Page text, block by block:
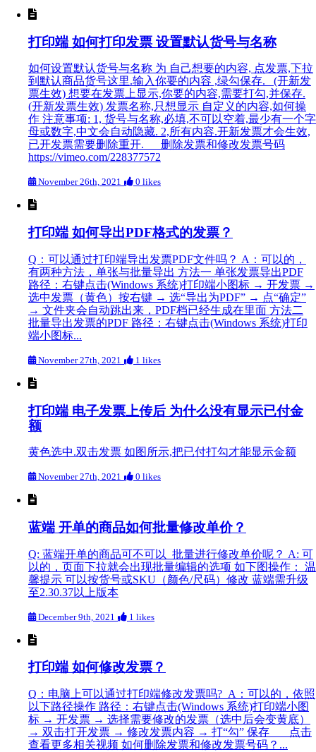
打印端 如何打印发票 设置默认货号与名称
如何设置默认货号与名称 为 自己想要的内容, 点发票,下拉
到默认商品货号这里.输入你要的内容 ,绿勾保存. (开新发
票生效) 想要在发票上显示,你要的内容,需要打勾,并保存.
(开新发票生效) 发票名称,只想显示 自定义的内容,如何操
作 注意事项: 1, 货号与名称,必填,不可以空着,最少有一个字
母或数字,中文会自动隐藏. 2,所有内容.开新发票才会生效,
已开发票需要删除重开. 删除发票和修改发票号码
https://vimeo.com/228377572
November 26th, 2021 0 likes
打印端 如何导出PDF格式的发票？
Q：可以通过打印端导出发票PDF文件吗？ A：可以的，
有两种方法，单张与批量导出 方法一 单张发票导出PDF
路径：右键点击(Windows 系统)打印端小图标 → 开发票 →
选中发票（黄色）按右键 → 选“导出为PDF” → 点“确定”
→ 文件夹会自动跳出来，PDF档已经生成在里面 方法二
批量导出发票的PDF 路径：右键点击(Windows 系统)打印
端小图标...
November 27th, 2021 1 likes
打印端 电子发票上传后 为什么没有显示已付金
额
黄色选中.双击发票 如图所示,把已付打勾才能显示金额
November 27th, 2021 0 likes
蓝端 开单的商品如何批量修改单价？
Q: 蓝端开单的商品可不可以 批量进行修改单价呢？ A: 可
以的，页面下拉就会出现批量编辑的选项 如下图操作： 温
馨提示 可以按货号或SKU（颜色/尺码）修改 蓝端需升级
至2.30.37以上版本
December 9th, 2021 1 likes
打印端 如何修改发票？
Q：电脑上可以通过打印端修改发票吗? A：可以的，依照
以下路径操作 路径：右键点击(Windows 系统)打印端小图
标 → 开发票 → 选择需要修改的发票（选中后会变黄底）
→ 双击打开发票 → 修改发票内容 → 打“勾” 保存 点击
查看更多相关视频 如何删除发票和修改发票号码？...